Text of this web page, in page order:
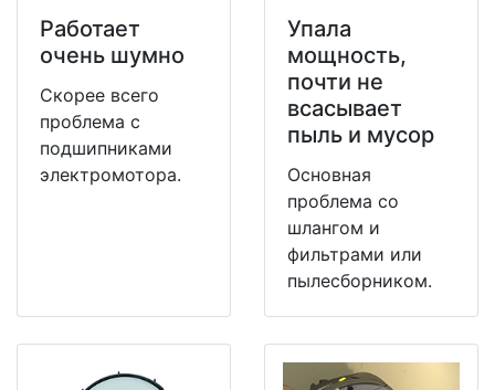
Работает
очень шумно
Скорее всего
проблема с
подшипниками
электромотора.
Упала
мощность,
почти не
всасывает
пыль и мусор
Основная
проблема со
шлангом и
фильтрами или
пылесборником.